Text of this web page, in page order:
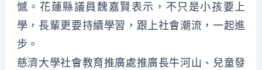
憾。花蓮縣議員魏嘉賢表示，不只是小孩要上
學，長輩更要持續學習，跟上社會潮流，一起進
步。
慈濟大學社會教育推廣處推廣長牛河山、兒童發